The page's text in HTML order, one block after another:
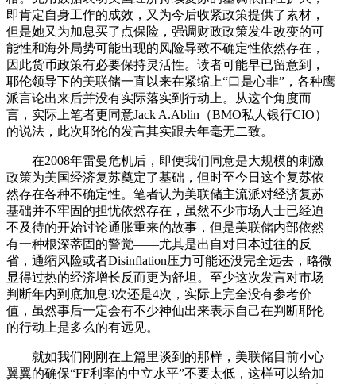
即肯定自身工作的成效，又为今后收紧政策提供了素材，
但是她又为加息买了点保险，强调财政政策发生改变的可
能性和海外局势可能出现的风险导致不确定性依然存在，
因此货币政策有必要保持灵活性。读者可能早已留意到，
耶伦领导下的美联储一直以来在紧缩上“口是心非”，各种鹰
派言论出来后并没有实际落实到行动上。从这个角度而
言，实际上笔者更同意Jack A.Ablin（BMO私人银行CIO）
的说法，此次耶伦的发言其实跟去年毫无二致。
在2008年雷曼危机后，即便我们同意是大规模的刺激
政策为美国经济复苏奠定了基础，但时至今日这个复苏依
然存在各种不确定性。笔者认为美联储主流派对经济复苏
基础并不牢固的担忧依然存在，虽然不少市场人士已经迫
不及待的开始讨论通胀重来的故事，但是美联储内部依然
有一种根深蒂固的警觉——尤其是出自对日本过往的反
省，通缩风险或者Disinflation压力可能还没完全远去，略微
显得过热的经济增长反而更为舒坦。至少这次发言对市场
判断年内到底加息3次还是4次，实际上完全没有参考价
值，虽然事后一定会有不少神仙出来表示自己在判断耶伦
的行动上是多么的有远见。
就如我们刚刚在上篇里谈到的那样，美联储目前小心
翼翼的确保“FF利率的中立水平”不要太低，这样可以给加